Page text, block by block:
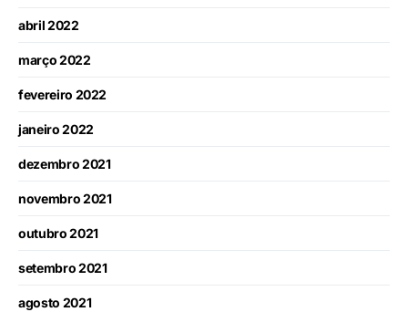
abril 2022
março 2022
fevereiro 2022
janeiro 2022
dezembro 2021
novembro 2021
outubro 2021
setembro 2021
agosto 2021